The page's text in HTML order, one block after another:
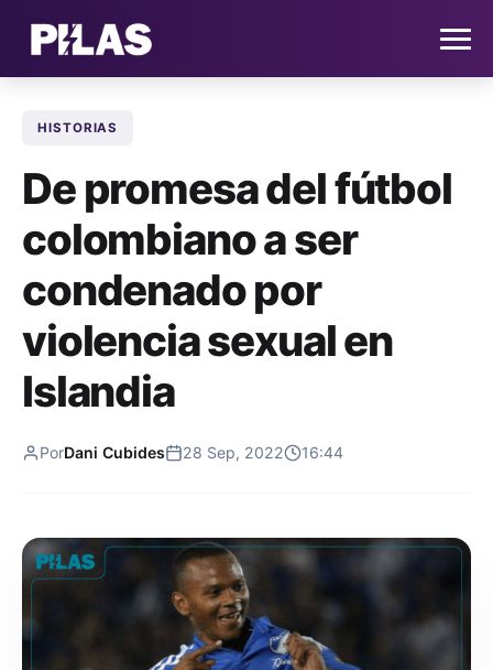
NOTICIAS
QUIÉNES SOMOS
CONTACTO
HISTORIAS
De promesa del fútbol
colombiano a ser
condenado por
violencia sexual en
Islandia
PorDani Cubides 28 Sep, 2022 16:44